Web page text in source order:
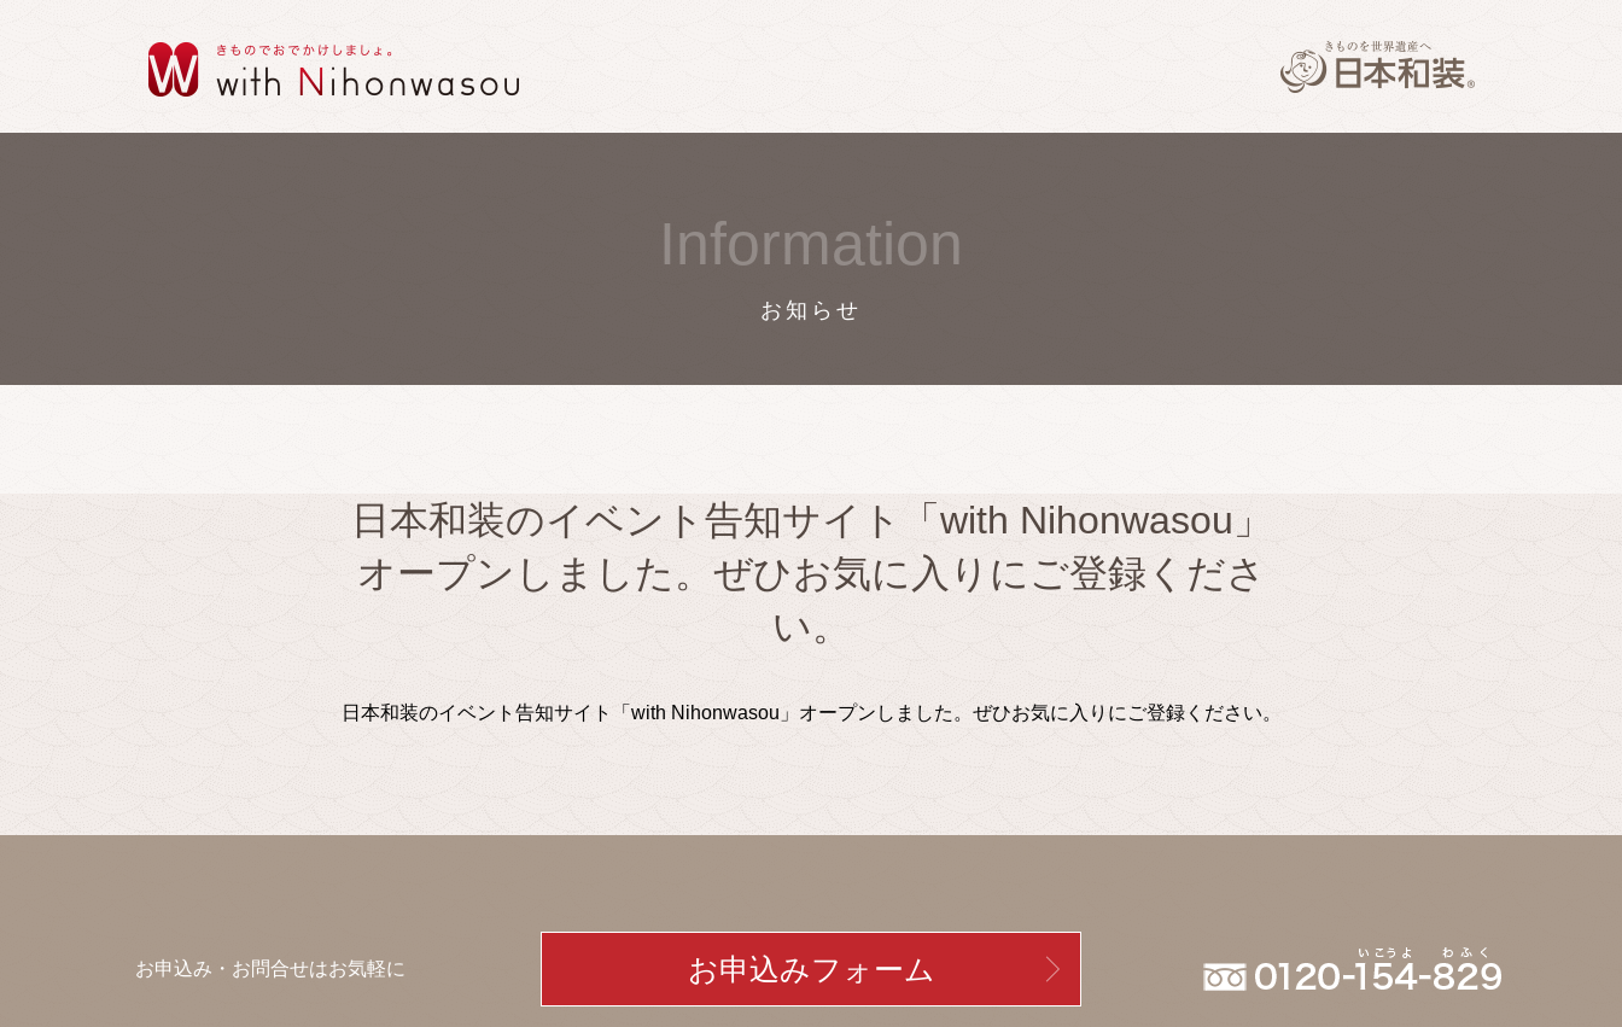
Information
お知らせ
日本和装のイベント告知サイト「with Nihonwasou」
オープンしました。ぜひお気に入りにご登録くださ
い。
日本和装のイベント告知サイト「with Nihonwasou」オープンしました。ぜひお気に入りにご登録ください。
お申込み・お問合せはお気軽に お申込みフォーム